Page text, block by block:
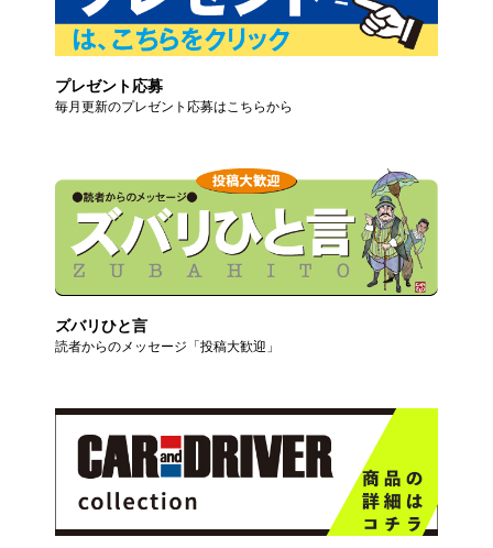
プレゼント応募
毎月更新のプレゼント応募はこちらから
ズバリひと言
読者からのメッセージ「投稿大歓迎」